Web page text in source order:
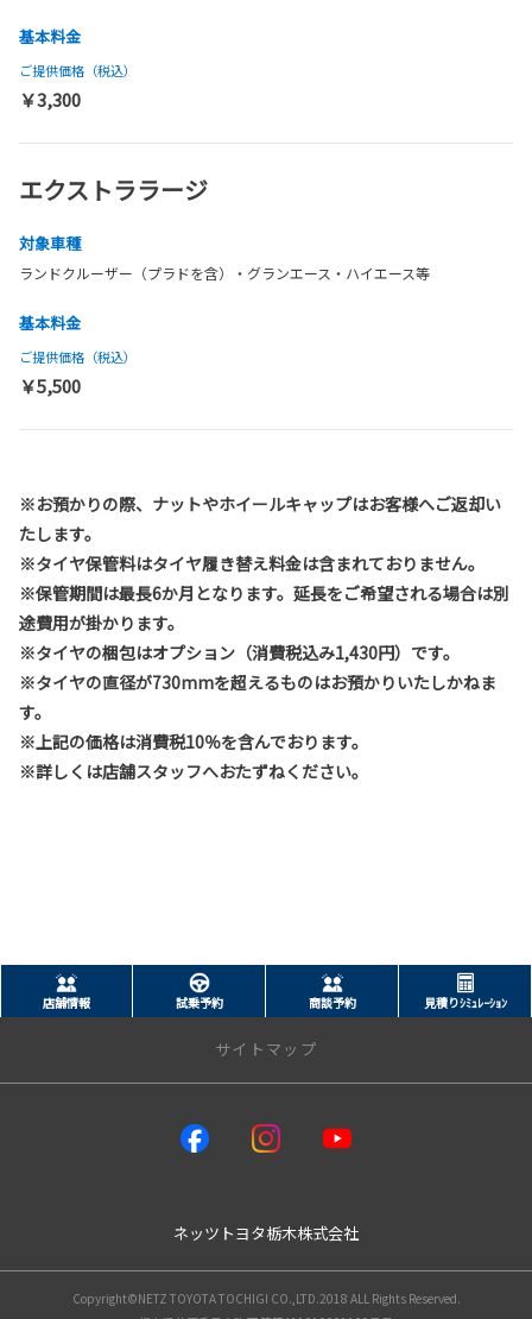
基本料金
ご提供価格（税込）
￥3,300
エクストララージ
対象車種
ランドクルーザー（プラドを含）・グランエース・ハイエース等
基本料金
ご提供価格（税込）
￥5,500
※お預かりの際、ナットやホイールキャップはお客様へご返却い
たします。
※タイヤ保管料はタイヤ履き替え料金は含まれておりません。
※保管期間は最長6か月となります。延長をご希望される場合は別
途費用が掛かります。
※タイヤの梱包はオプション（消費税込み1,430円）です。
※タイヤの直径が730mmを超えるものはお預かりいたしかねま
す。
※上記の価格は消費税10％を含んでおります。
※詳しくは店舗スタッフへおたずねください。
店舗情報 試乗予約 商談予約 見積りｼﾐｭﾚｰｼｮﾝ
サイトマップ
ネッツウェルキャブステーションネッツトヨタ栃木株式会社
Copyright©NETZ TOYOTA TOCHIGI CO.,LTD.2018 ALL Rights Reserved.